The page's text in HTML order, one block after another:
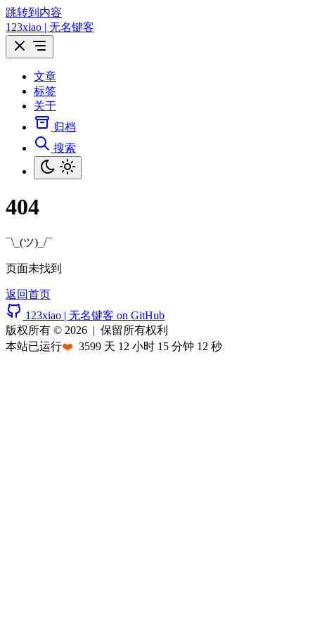
跳转到内容
123xiao | 无名键客
文章
标签
关于
归档
搜索
404
¯\_(ツ)_/¯
页面未找到
返回首页
123xiao | 无名键客 on GitHub
版权所有 © 2026 | 保留所有权利
本站已运行❤️ 3599 天 12 小时 15 分钟 12 秒